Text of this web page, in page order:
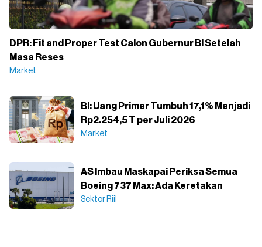
DPR: Fit and Proper Test Calon Gubernur BI Setelah
Masa Reses
Market
BI: Uang Primer Tumbuh 17,1% Menjadi
Rp2.254,5 T per Juli 2026
Market
AS Imbau Maskapai Periksa Semua
Boeing 737 Max: Ada Keretakan
Sektor Riil